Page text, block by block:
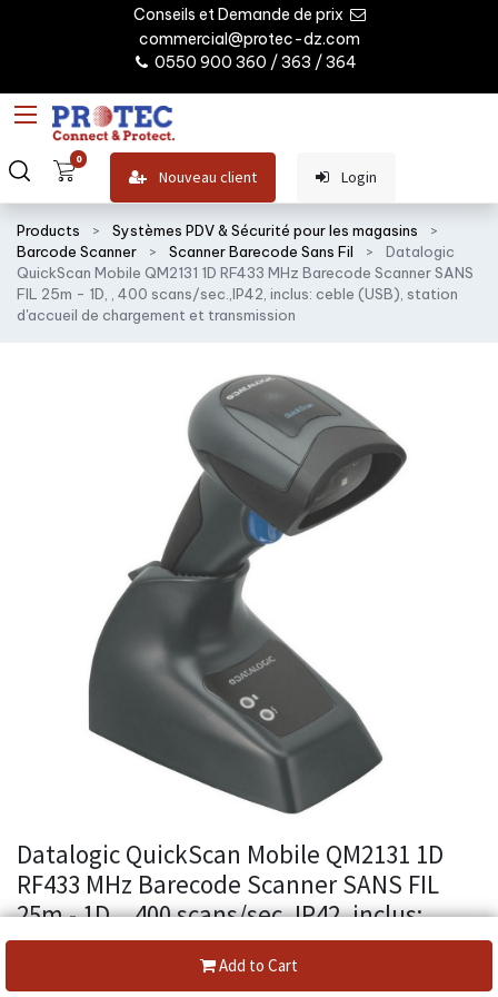
Conseils et Demande de prix
commercial@protec-dz.com
0550 900 360 / 363 / 364
0
Nouveau client Login
Products
Systèmes PDV & Sécurité pour les magasins
Barcode Scanner
Scanner Barecode Sans Fil
Datalogic
QuickScan Mobile QM2131 1D RF433 MHz Barecode Scanner SANS
FIL 25m - 1D, , 400 scans/sec.,IP42, inclus: ceble (USB), station
d'accueil de chargement et transmission
Add to Cart
Datalogic QuickScan Mobile QM2131 1D
RF433 MHz Barecode Scanner SANS FIL
25m - 1D, , 400 scans/sec.,IP42, inclus:
ceble (USB), station d'accueil de
chargement et transmission